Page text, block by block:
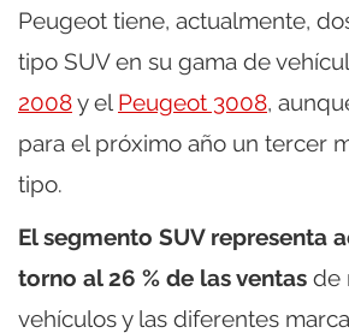
Peugeot tiene, actualmente,
tipo SUV en su gama de
2008y el Peugeot 3008,
para el próximo año un tercer
tipo.
El segmento SUV representa
torno al 26 % de las ventas de
vehículos y las diferentes